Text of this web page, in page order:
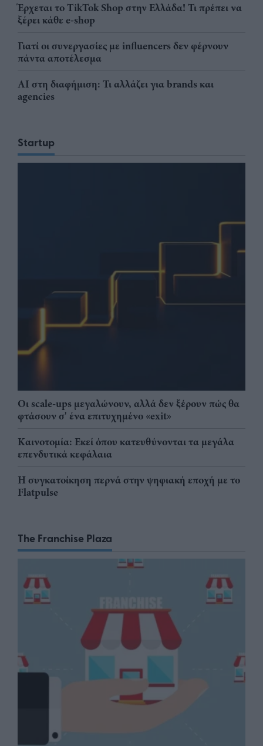
Έρχεται το TikTok Shop στην Ελλάδα! Τι πρέπει να
ξέρει κάθε e-shop
Γιατί οι συνεργασίες με influencers δεν φέρνουν
πάντα αποτέλεσμα
AI στη διαφήμιση: Τι αλλάζει για brands και
agencies
Startup
Οι scale-ups μεγαλώνουν, αλλά δεν ξέρουν πώς θα
φτάσουν σ' ένα επιτυχημένο «exit»
Καινοτομία: Εκεί όπου κατευθύνονται τα μεγάλα
επενδυτικά κεφάλαια
Η συγκατοίκηση περνά στην ψηφιακή εποχή με το
Flatpulse
The Franchise Plaza